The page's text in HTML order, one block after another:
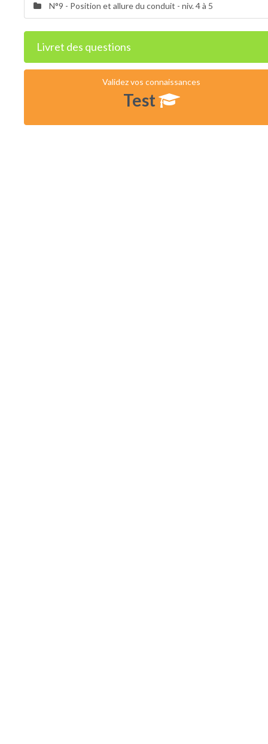
N°9 - Position et allure du conduit - niv. 4 à 5
Livret des questions
Validez vos connaissances
Test